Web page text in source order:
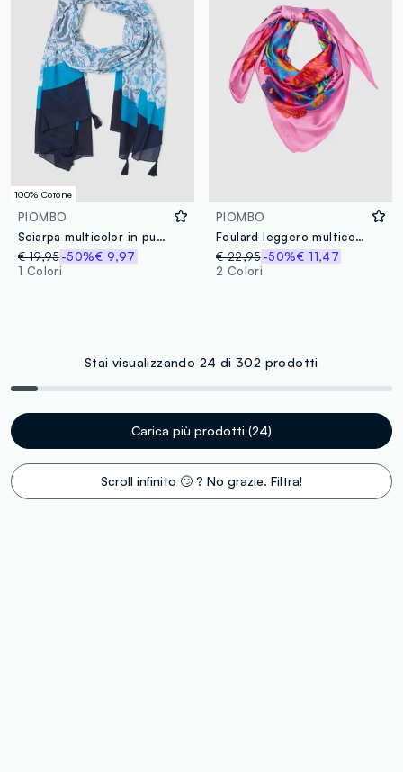
100% Cotone
PIOMBO
Sciarpa multicolor in puro cotone
€ 19,95-50%€ 9,97
1 Colori
PIOMBO
Foulard leggero multicolor con stampa floreale
€ 22,95 -50%€ 11,47
2 Colori
Stai visualizzando 24 di 302 prodotti
Carica più prodotti (24)
Scroll infinito 🙄 ? No grazie. Filtra!